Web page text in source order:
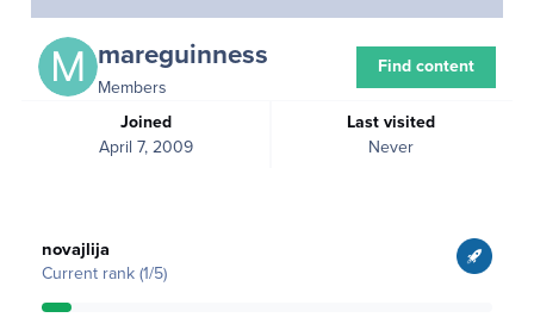
mareguinness
Members
Joined
April 7, 2009
Last visited
Never
Find content
novajlija
Current rank (1/5)